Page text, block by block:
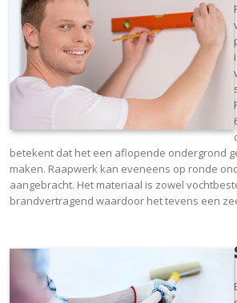
betekent dat het een aflopende ondergrond
maken. Raapwerk kan eveneens op ronde
aangebracht. Het materiaal is zowel
brandvertragend waardoor het tevens een